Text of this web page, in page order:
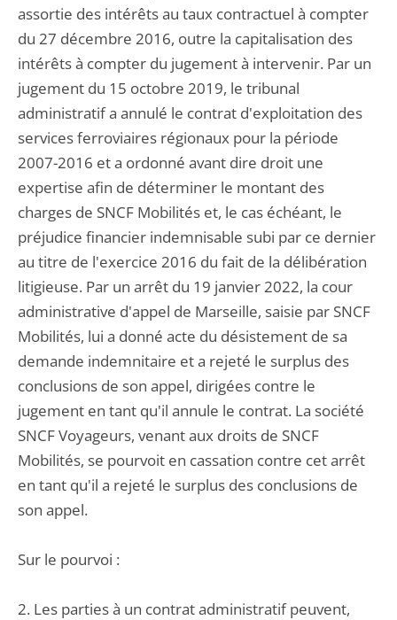
assortie des intérêts au taux contractuel à compter
du 27 décembre 2016, outre la capitalisation des
intérêts à compter du jugement à intervenir. Par un
jugement du 15 octobre 2019, le tribunal
administratif a annulé le contrat d'exploitation des
services ferroviaires régionaux pour la période
2007-2016 et a ordonné avant dire droit une
expertise afin de déterminer le montant des
charges de SNCF Mobilités et, le cas échéant, le
préjudice financier indemnisable subi par ce dernier
au titre de l'exercice 2016 du fait de la délibération
litigieuse. Par un arrêt du 19 janvier 2022, la cour
administrative d'appel de Marseille, saisie par SNCF
Mobilités, lui a donné acte du désistement de sa
demande indemnitaire et a rejeté le surplus des
conclusions de son appel, dirigées contre le
jugement en tant qu'il annule le contrat. La société
SNCF Voyageurs, venant aux droits de SNCF
Mobilités, se pourvoit en cassation contre cet arrêt
en tant qu'il a rejeté le surplus des conclusions de
son appel.
Sur le pourvoi :
2. Les parties à un contrat administratif peuvent,